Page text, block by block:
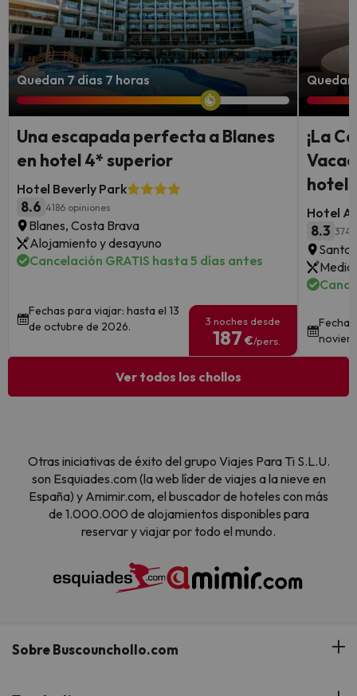
Quedan 7 días 7 horas
Una escapada perfecta a Blanes
en hotel 4* superior
Hotel Beverly Park
8.6 4186 opiniones
Blanes, Costa Brava
Alojamiento y desayuno
Cancelación GRATIS hasta 5 días antes
Fechas para viajar: hasta el 13
de octubre de 2026.
3 noches desde
187 €/pers.
¡La
hotel
Hotel
8.3 374
Santa
Media
Ver todos los chollos
Otras iniciativas de éxito del grupo Viajes Para Ti S.L.U.
son Esquiades.com (la web líder de viajes a la nieve en
España) y Amimir.com, el buscador de hoteles con más
de 1.000.000 de alojamientos disponibles para
reservar y viajar por todo el mundo.
Sobre Buscounchollo.com
¿Quiénes somos?